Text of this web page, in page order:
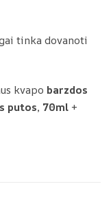
tinka dovanoti
kvapo barzdos
putos, 70ml +